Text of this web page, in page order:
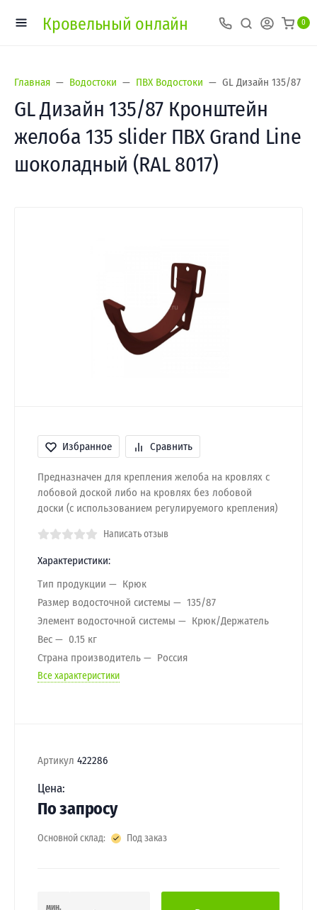
Кровельный онлайн 0
Главная Водостоки ПВХ Водостоки GL Дизайн 135/87
GL Дизайн 135/87 Кронштейн
желоба 135 slider ПВХ Grand Line
шоколадный (RAL 8017)
Избранное Сравнить
Предназначен для крепления желоба на кровлях с
лобовой доской либо на кровлях без лобовой
доски (с использованием регулируемого крепления)
Написать отзыв
Характеристики:
Тип продукции
Крюк
Размер водосточной системы
135/87
Элемент водосточной системы
Крюк/Держатель
Вес
0.15 кг
Страна производитель
Россия
Все характеристики
Артикул 422286
Цена:
По запросу
Основной склад: Под заказ
мин.